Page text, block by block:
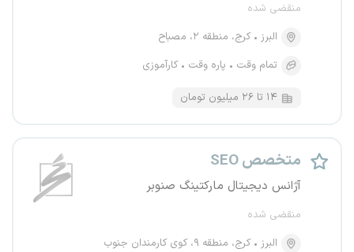
منقضی شده
البرز
کرج، منطقه ۲، مصباح
تمام وقت
پاره وقت کارآموزی
۱۴ تا ۲۶ میلیون تومان
متخصص SEO
آژانس دیجیتال مارکتینگ صنوبر
منقضی شده
البرز
کرج، منطقه ۹، کوی کارمندان جنوب